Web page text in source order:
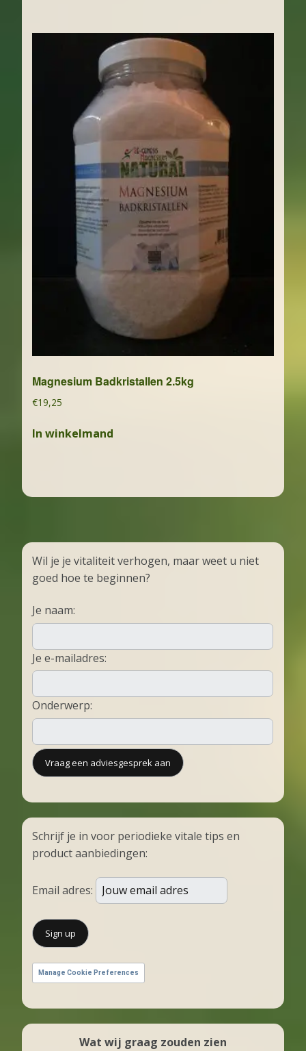
Magnesium Badkristallen 2.5kg
€19,25
In winkelmand
Wil je je vitaliteit verhogen, maar weet u niet
goed hoe te beginnen?
Je naam:
Je e-mailadres:
Onderwerp:
Schrijf je in voor periodieke vitale tips en
product aanbiedingen:
Email adres:
Manage Cookie Preferences
Wat wij graag zouden zien